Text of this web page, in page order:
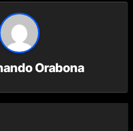
Orabona